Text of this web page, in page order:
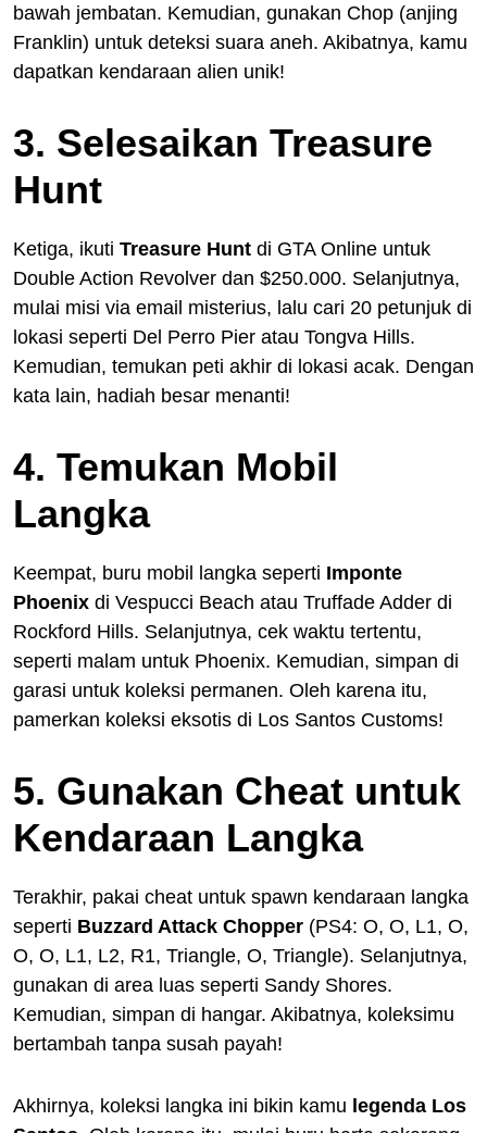
bawah jembatan. Kemudian, gunakan Chop (anjing
Franklin) untuk deteksi suara aneh. Akibatnya, kamu
dapatkan kendaraan alien unik!
3. Selesaikan Treasure
Hunt
Ketiga, ikuti Treasure Hunt di GTA Online untuk
Double Action Revolver dan $250.000. Selanjutnya,
mulai misi via email misterius, lalu cari 20 petunjuk di
lokasi seperti Del Perro Pier atau Tongva Hills.
Kemudian, temukan peti akhir di lokasi acak. Dengan
kata lain, hadiah besar menanti!
4. Temukan Mobil
Langka
Keempat, buru mobil langka seperti Imponte
Phoenix di Vespucci Beach atau Truffade Adder di
Rockford Hills. Selanjutnya, cek waktu tertentu,
seperti malam untuk Phoenix. Kemudian, simpan di
garasi untuk koleksi permanen. Oleh karena itu,
pamerkan koleksi eksotis di Los Santos Customs!
5. Gunakan Cheat untuk
Kendaraan Langka
Terakhir, pakai cheat untuk spawn kendaraan langka
seperti Buzzard Attack Chopper (PS4: O, O, L1, O,
O, O, L1, L2, R1, Triangle, O, Triangle). Selanjutnya,
gunakan di area luas seperti Sandy Shores.
Kemudian, simpan di hangar. Akibatnya, koleksimu
bertambah tanpa susah payah!
Akhirnya, koleksi langka ini bikin kamu legenda Los